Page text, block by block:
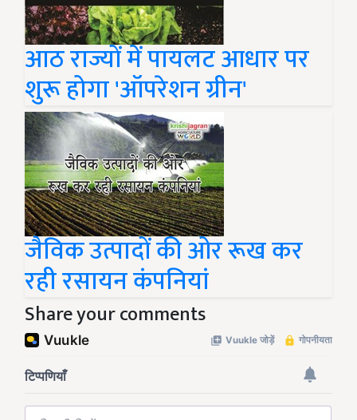
आठ राज्यों में पायलट आधार पर
शुरू होगा 'ऑपरेशन ग्रीन'
जैविक उत्पादों की ओर रूख कर
रही रसायन कंपनियां
Share your comments